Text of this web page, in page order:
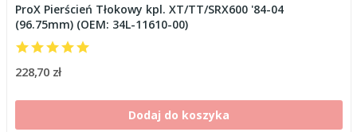
ProX Pierścień Tłokowy kpl. XT/TT/SRX600 '84-04
(96.75mm) (OEM: 34L-11610-00)
228,70 zł
Dodaj do koszyka